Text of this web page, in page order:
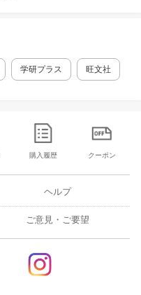
学研プラス 旺文社
購入履歴 クーポン
ヘルプ
ご意見・ご要望